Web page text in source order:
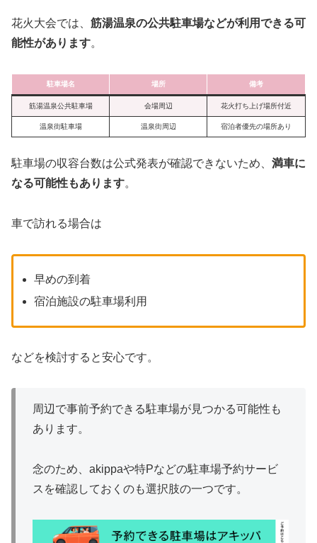
花火大会では、 筋湯温泉の公共駐車場などが利用できる可
能性があります。
駐車場名 場所 備考
筋湯温泉公共駐車場 会場周辺 花火打ち上げ場所付近
温泉街駐車場 温泉街周辺 宿泊者優先の場所あり
駐車場の収容台数は公式発表が確認できないため、 満車に
なる可能性もあります。
車で訪れる場合は
早めの到着
宿泊施設の駐車場利用
などを検討すると安心です。
周辺で事前予約できる駐車場が見つかる可能性も
あります。
念のため、akippaや特Pなどの駐車場予約サービ
スを確認しておくのも選択肢の一つです。